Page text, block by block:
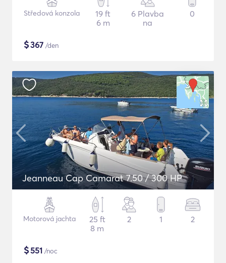
Středová konzola
19 ft
6 m
6 Plavba
na
0
$367 /den
Jeanneau Cap Camarat 7.50 / 300 HP
Motorová jachta
25 ft
8 m
2 1 2
$551 /noc